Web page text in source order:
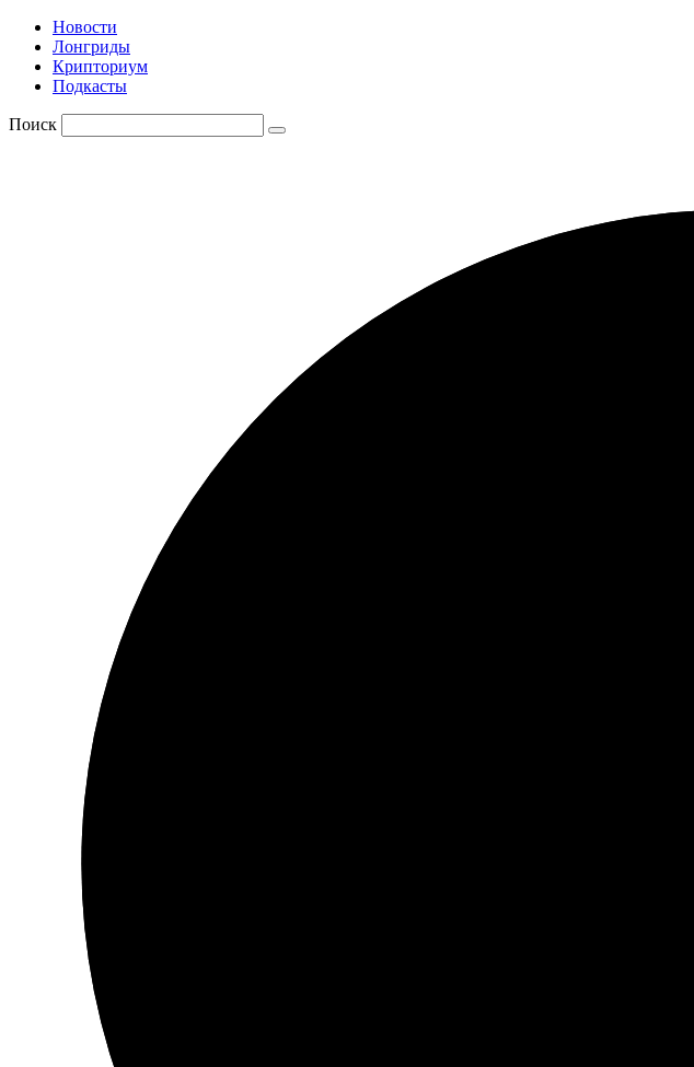
Новости
Лонгриды
Крипториум
Подкасты
Поиск